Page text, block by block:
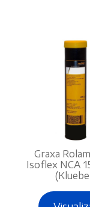
Graxa
Isoflex NCA